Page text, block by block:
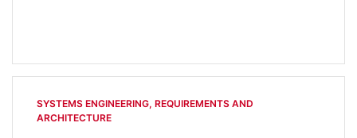
SYSTEMS ENGINEERING, REQUIREMENTS AND
ARCHITECTURE​